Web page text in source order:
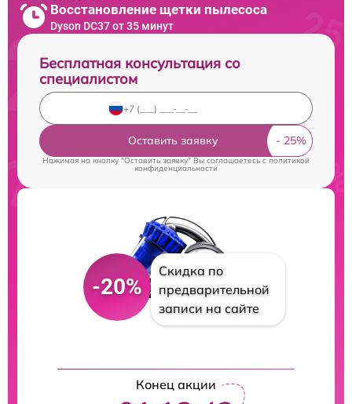
Восстановление щетки пылесоса
Dyson DC37 от 35 минут
Бесплатная консультация со
специалистом
Оставить заявку
Нажимая на кнопку "Оставить заявку" Вы соглашаетесь cполитикой
конфиденциальности
-20%
Скидка по
предварительной
записи на сайте
Конец акции